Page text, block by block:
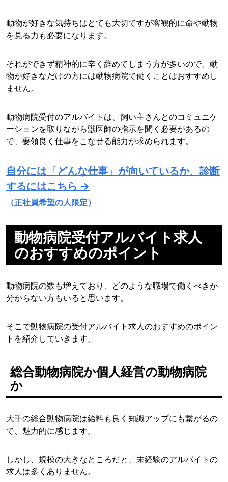
動物が好きな気持ちはとても大切ですが客観的に命や動物
を見る力も必要になります。
それができず精神的に辛く辞めてしまう方が多いので、動
物が好きなだけの方には動物病院で働くことはおすすめし
ません。
動物病院受付のアルバイトは、飼い主さんとのコミュニケ
ーションを取りながら獣医師の指示を聞く必要があるの
で、要領良く仕事をこなせる能力が求められます。
自分には「どんな仕事」が向いているか、診断
するにはこちら →
（正社員希望の人限定）
動物病院受付アルバイト求人
のおすすめのポイント
動物病院の数も増えており、どのような職場で働くべきか
分からない方もいると思います。
そこで動物病院の受付アルバイト求人のおすすめのポイン
トを紹介していきます。
総合動物病院か個人経営の動物病院
か
大手の総合動物病院は給料も良く知識アップにも繋がるの
で、魅力的に感じます。
しかし、規模の大きなところだと、未経験のアルバイトの
求人は多くありません。